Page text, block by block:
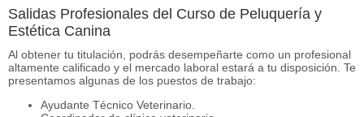
Salidas Profesionales del Curso de Peluquería y
Estética Canina
Al obtener tu titulación, podrás desempeñarte como un profesional
altamente calificado y el mercado laboral estará a tu disposición. Te
presentamos algunas de los puestos de trabajo:
Ayudante Técnico Veterinario.